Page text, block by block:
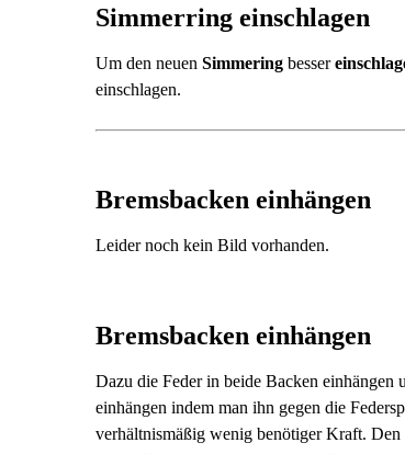
Simmerring einschlagen
Um den neuen Simmering besser
einschlagen.
Bremsbacken einhängen
Leider noch kein Bild vorhanden.
Bremsbacken einhängen
Dazu die Feder in beide Backen einhängen
einhängen indem man ihn gegen die
verhältnismäßig wenig benötiger Kraft. Den